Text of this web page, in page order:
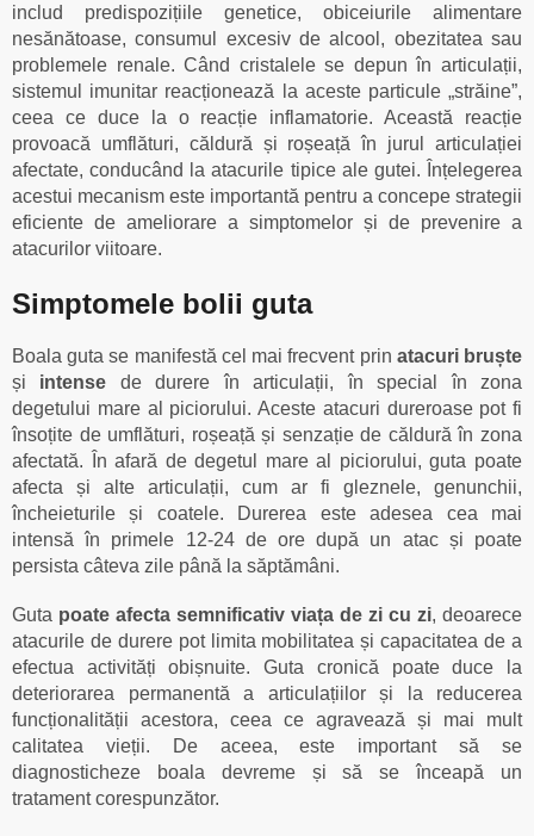
includ predispozițiile genetice, obiceiurile alimentare
nesănătoase, consumul excesiv de alcool, obezitatea sau
problemele renale. Când cristalele se depun în articulații,
sistemul imunitar reacționează la aceste particule „străine”,
ceea ce duce la o reacție inflamatorie. Această reacție
provoacă umflături, căldură și roșeață în jurul articulației
afectate, conducând la atacurile tipice ale gutei. Înțelegerea
acestui mecanism este importantă pentru a concepe strategii
eficiente de ameliorare a simptomelor și de prevenire a
atacurilor viitoare.
Simptomele bolii guta
Boala guta se manifestă cel mai frecvent prin atacuri bruște
și intense de durere în articulații, în special în zona
degetului mare al piciorului. Aceste atacuri dureroase pot fi
însoțite de umflături, roșeață și senzație de căldură în zona
afectată. În afară de degetul mare al piciorului, guta poate
afecta și alte articulații, cum ar fi gleznele, genunchii,
încheieturile și coatele. Durerea este adesea cea mai
intensă în primele 12-24 de ore după un atac și poate
persista câteva zile până la săptămâni.
Guta poate afecta semnificativ viața de zi cu zi, deoarece
atacurile de durere pot limita mobilitatea și capacitatea de a
efectua activități obișnuite. Guta cronică poate duce la
deteriorarea permanentă a articulațiilor și la reducerea
funcționalității acestora, ceea ce agravează și mai mult
calitatea vieții. De aceea, este important să se
diagnosticheze boala devreme și să se înceapă un
tratament corespunzător.